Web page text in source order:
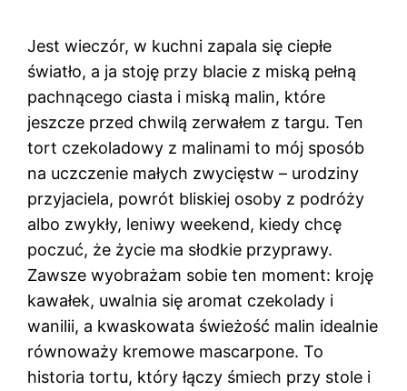
Jest wieczór, w kuchni zapala się ciepłe
światło, a ja stoję przy blacie z miską pełną
pachnącego ciasta i miską malin, które
jeszcze przed chwilą zerwałem z targu. Ten
tort czekoladowy z malinami to mój sposób
na uczczenie małych zwycięstw – urodziny
przyjaciela, powrót bliskiej osoby z podróży
albo zwykły, leniwy weekend, kiedy chcę
poczuć, że życie ma słodkie przyprawy.
Zawsze wyobrażam sobie ten moment: kroję
kawałek, uwalnia się aromat czekolady i
wanilii, a kwaskowata świeżość malin idealnie
równoważy kremowe mascarpone. To
historia tortu, który łączy śmiech przy stole i